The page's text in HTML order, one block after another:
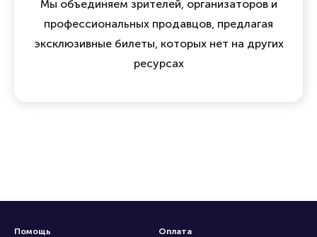
Мы объединяем зрителей, организаторов и
профессиональных продавцов, предлагая
эксклюзивные билеты, которых нет на других
ресурсах
Помощь
Оплата